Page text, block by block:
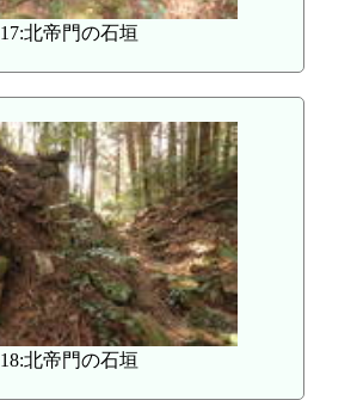
17:北帝門の石垣
18:北帝門の石垣